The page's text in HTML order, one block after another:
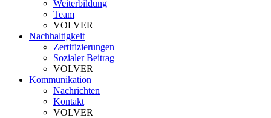
Weiterbildung
Team
VOLVER
Nachhaltigkeit
Zertifizierungen
Sozialer Beitrag
VOLVER
Kommunikation
Nachrichten
Kontakt
VOLVER